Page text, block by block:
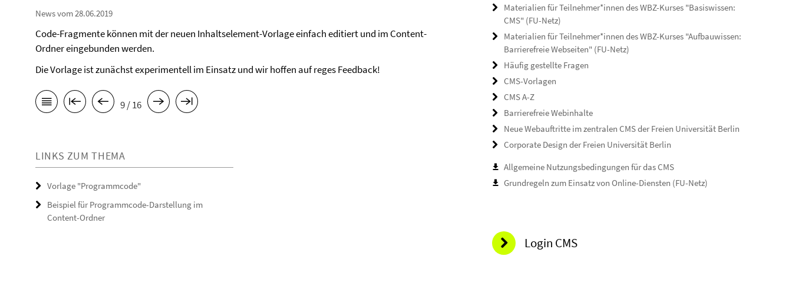
News vom 28.06.2019
Code-Fragmente können mit der neuen Inhaltselement-Vorlage einfach editiert und im Content-
Ordner eingebunden werden.
Die Vorlage ist zunächst experimentell im Einsatz und wir hoffen auf reges Feedback!
9 / 16
LINKS ZUM THEMA
Vorlage "Programmcode"
Beispiel für Programmcode-Darstellung im
Content-Ordner
Materialien für Teilnehmer*innen des WBZ-Kurses "Basiswissen:
CMS" (FU-Netz)
Materialien für Teilnehmer*innen des WBZ-Kurses "Aufbauwissen:
Barrierefreie Webseiten" (FU-Netz)
Häufig gestellte Fragen
CMS-Vorlagen
CMS A-Z
Barrierefreie Webinhalte
Neue Webauftritte im zentralen CMS der Freien Universität Berlin
Corporate Design der Freien Universität Berlin
Allgemeine Nutzungsbedingungen für das CMS
Grundregeln zum Einsatz von Online-Diensten (FU-Netz)
Login CMS